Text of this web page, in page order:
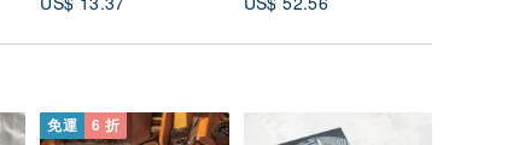
免運 6 折